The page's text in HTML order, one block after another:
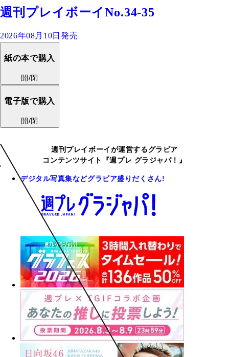
週刊プレイボーイNo.34-35
2026年08月10日発売
紙の本で購入
開/閉
電子版で購入
開/閉
週刊プレイボーイが運営するグラビア
コンテンツサイト『週プレ グラジャパ！』
デジタル写真集などグラビア盛りだくさん!